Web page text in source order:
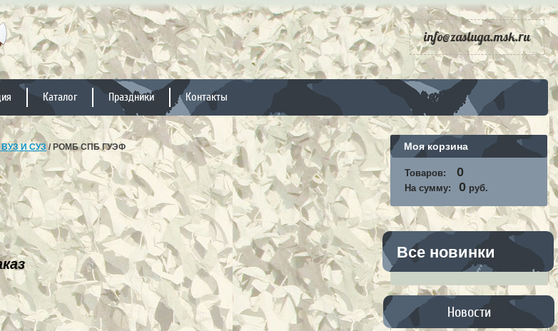
info@zasluga.msk.ru
Каталог Праздники Контакты
И СУЗ / РОМБ СПБ ГУЭФ Моя корзина
Товаров: 0
На сумму: 0 руб.
Все новинки
Новости